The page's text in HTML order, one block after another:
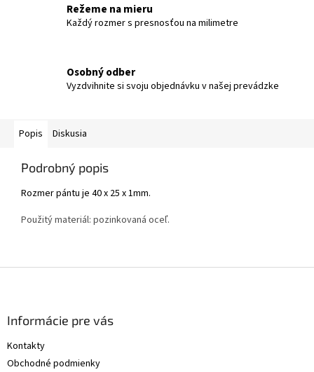
Režeme na mieru
Každý rozmer s presnosťou na milimetre
Osobný odber
Vyzdvihnite si svoju objednávku v našej prevádzke
Popis Diskusia
Podrobný popis
Rozmer pántu je 40 x 25 x 1mm.
Použitý materiál: pozinkovaná oceľ.
Informácie pre vás
Kontakty
Obchodné podmienky